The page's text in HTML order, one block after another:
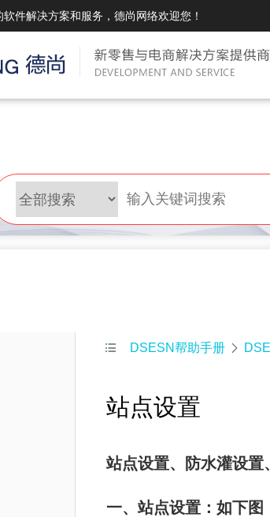
件解决方案和服务，德尚网络欢迎您！
功能列表
持商城购物，外卖，上门
等功能。
DSMall功能列表
系统支持平台自营、分销、拼
折扣、优惠套装、微信、小程
 DSESN帮助手册 
站点设置
站点设置、防水灌设
一、站点设置：如下图